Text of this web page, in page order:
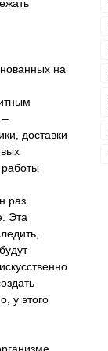
на
–
доставки
раз
Эта
у этого